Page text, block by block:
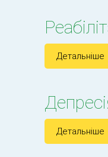
Детальніше
Детальніше